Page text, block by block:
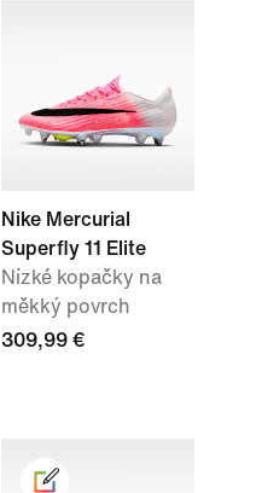
Nike Mercurial
Superfly 11 Elite
Nízké kopačky na
měkký povrch
309,99 €